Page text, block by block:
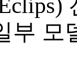
부 모